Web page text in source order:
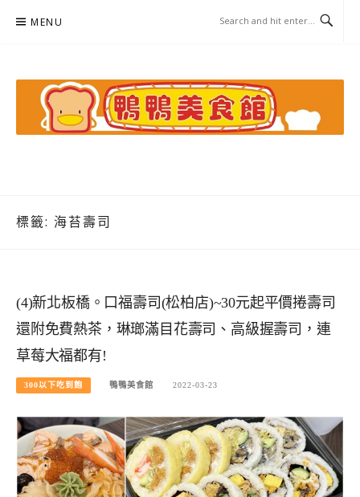
MENU
標籤: 海苔壽司
(4)新北板橋。口福壽司(松柏店)~30元起平價捲壽司
還附免費熱茶，琳瑯滿目花壽司、高級握壽司，連
草莓大福都有!
300以下吃到飽 鴨鴨美食館 2022-03-23